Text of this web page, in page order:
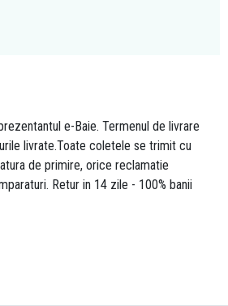
e-Baie. Termenul de livrare
livrate.Toate coletele se trimit cu
de primire, orice reclamatie
Retur in 14 zile - 100% banii